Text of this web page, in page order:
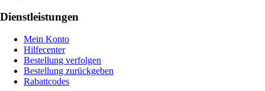
Dienstleistungen
Mein Konto
Hilfecenter
Bestellung verfolgen
Bestellung zurückgeben
Rabattcodes